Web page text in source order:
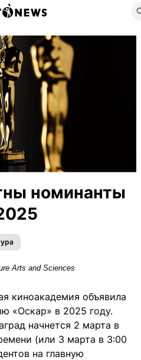
номинанты
Arts and Sciences
киноакадемия объявила
«Оскар» в 2025 году.
начнется 2 марта в
(или 3 марта в 3:00
на главную